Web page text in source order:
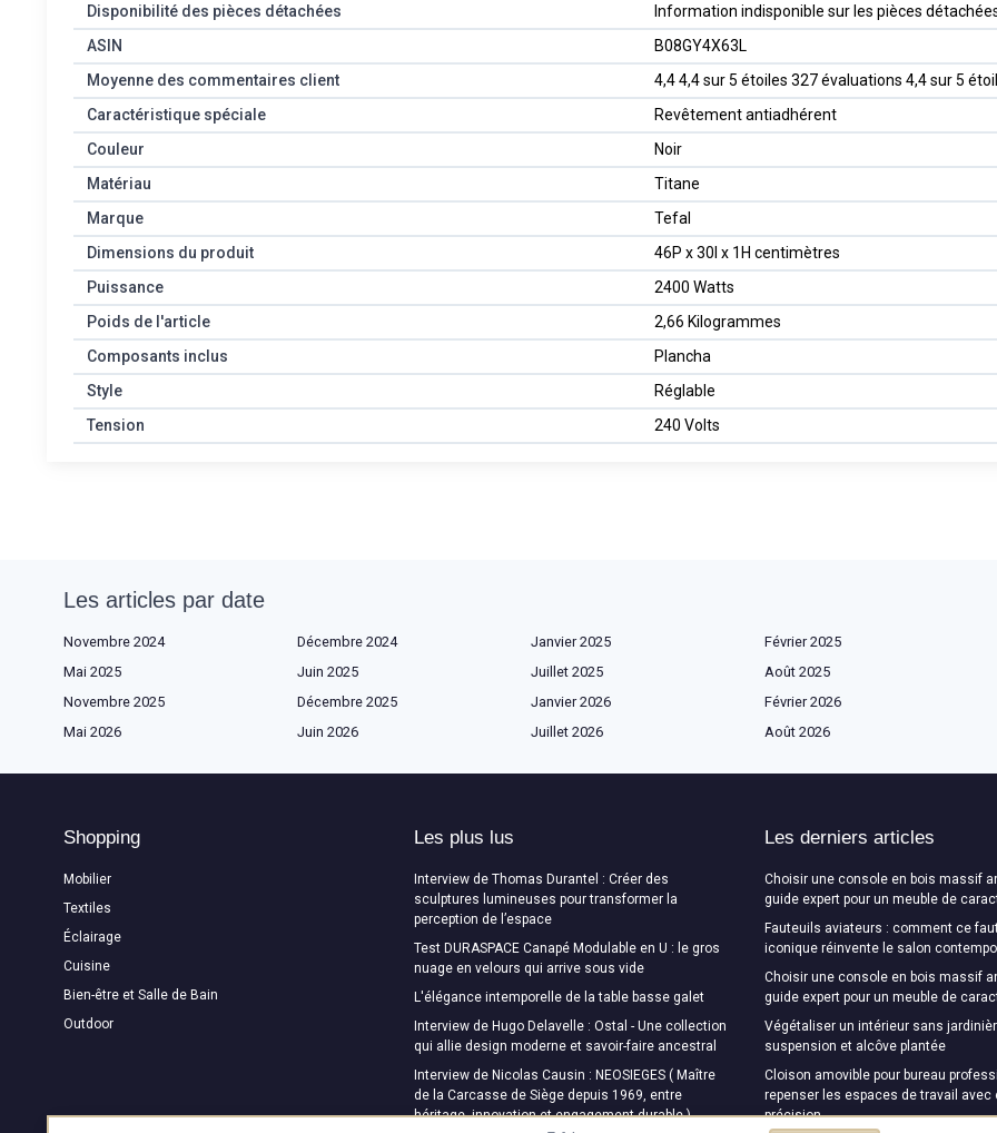
Disponibilité des pièces détachées
‎Information indisponible sur les pièces
ASIN
B08GY4X63L
Moyenne des commentaires client
4,4 4,4 sur 5 étoiles 327 évaluations 4,4 sur 5
Caractéristique spéciale
Revêtement antiadhérent
Couleur
Noir
Matériau
Titane
Marque
Tefal
Dimensions du produit
46P x 30l x 1H centimètres
Puissance
2400 Watts
Poids de l'article
2,66 Kilogrammes
Composants inclus
Plancha
Style
Réglable
Tension
240 Volts
Les articles par date
Novembre 2024 Décembre 2024 Janvier 2025 Février 2025
Mai 2025
Juin 2025 Juillet 2025 Août 2025
Novembre 2025
Décembre 2025 Janvier 2026 Février 2026
Mai 2026
Juin 2026 Juillet 2026 Août 2026
Shopping
Mobilier
Textiles
Éclairage
Cuisine
Bien-être et Salle de Bain
Outdoor
Les plus lus
Interview de Thomas Durantel : Créer des
sculptures lumineuses pour transformer la
perception de l’espace
Test DURASPACE Canapé Modulable en U : le gros
nuage en velours qui arrive sous vide
L'élégance intemporelle de la table basse galet
Interview de Hugo Delavelle : Ostal - Une collection
qui allie design moderne et savoir-faire ancestral
Interview de Nicolas Causin : NEOSIEGES ( Maître
de la Carcasse de Siège depuis 1969, entre
héritage, innovation et engagement durable )
Les derniers articles
Choisir une console en bois massif
guide expert pour un meuble de
Fauteuils aviateurs : comment ce
iconique réinvente le salon
Choisir une console en bois massif
guide expert pour un meuble de
Végétaliser un intérieur sans
suspension et alcôve plantée
Cloison amovible pour bureau
repenser les espaces de travail avec
précision